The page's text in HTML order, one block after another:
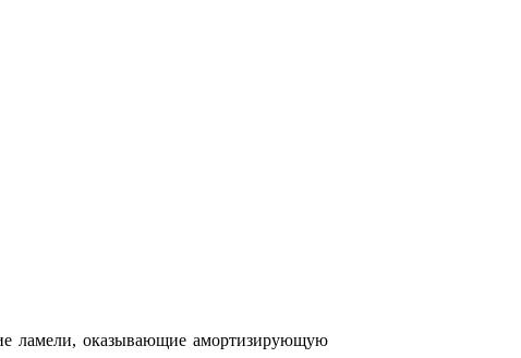
ламели, оказывающие амортизирующую